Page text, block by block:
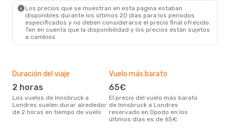
- INN
Jue., 27 Ago. - Dom., 30 Ago.
Los precios que se muestran en esta página estaban
disponibles durante los últimos 20 días para los periodos
especificados y no deben considerarse el precio final ofrecido.
Ten en cuenta que la disponibilidad y los precios están sujetos
a cambios.
Duración del viaje
2 horas
Los vuelos de Innsbruck a
Londres suelen durar alrededor
de 2 horas en tiempo de vuelo
Vuelo más barato
65€
El precio del vuelo más barato
de Innsbruck a Londres
reservado en Opodo en los
últimos días es de 65€